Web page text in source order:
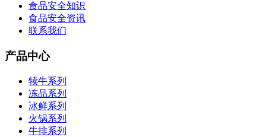
食品安全知识
食品安全资讯
联系我们
产品中心
犊牛系列
冻品系列
冰鲜系列
火锅系列
牛排系列